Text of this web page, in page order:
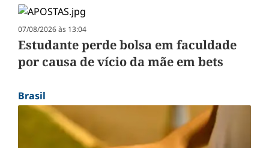
07/08/2026 às 13:04
Estudante perde bolsa em faculdade
por causa de vício da mãe em bets
Brasil